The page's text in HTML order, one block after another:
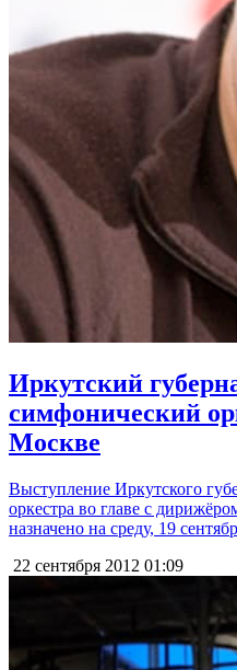
Иркутский
симфонический
Москве
Выступление Иркутского
оркестра во главе с
назначено на среду, 19
22 сентября 2012 01:09